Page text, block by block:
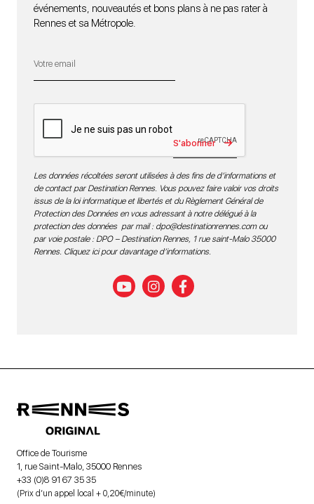
événements, nouveautés et bons plans à ne pas rater à
Rennes et sa Métropole.
S'abonner
Les données récoltées seront utilisées à des fins de d’informations et
de contact par Destination Rennes. Vous pouvez faire valoir vos droits
issus de la loi informatique et libertés et du Règlement Général de
Protection des Données en vous adressant à notre délégué à la
protection des données par mail : dpo@destinationrennes.comou
par voie postale : DPO – Destination Rennes, 1 rue saint-Malo 35000
Rennes. Cliquez ici pour davantage d’informations.
Office de Tourisme
1, rue Saint-Malo, 35000 Rennes
+33 (0)8 91 67 35 35
(Prix d’un appel local + 0,20€/minute)